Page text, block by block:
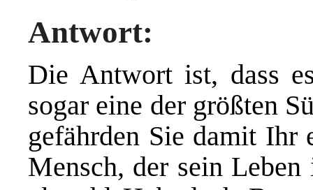
Antwort:
Die Antwort ist, dass
sogar eine der größten
gefährden Sie damit Ihr
Mensch, der sein